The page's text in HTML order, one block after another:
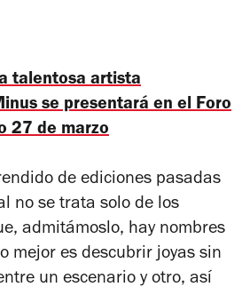
talentosa artista
se presentará en el Foro
27 de marzo
de ediciones pasadas
no se trata solo de los
admitámoslo, hay nombres
mejor es descubrir joyas sin
un escenario y otro, así